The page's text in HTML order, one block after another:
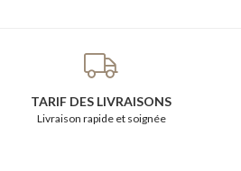
TARIF DES LIVRAISONS
Livraison rapide et soignée